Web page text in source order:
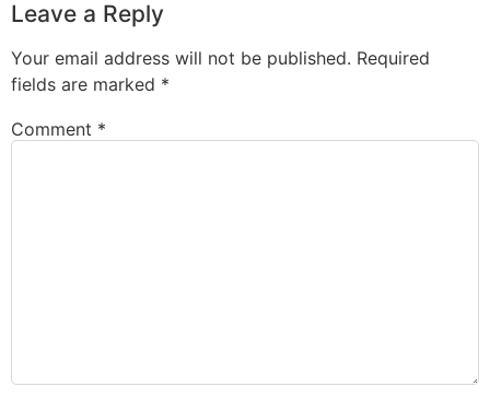
Leave a Reply
Your email address will not be published. Required
fields are marked *
Comment *